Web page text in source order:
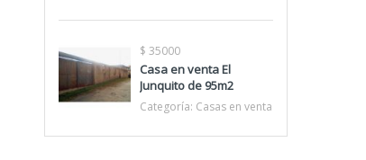
$ 35000
Casa en venta El
Junquito de 95m2
Categoría: Casas en venta